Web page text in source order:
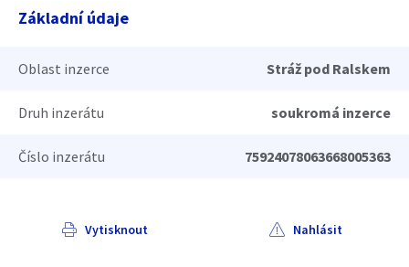
Základní údaje
Oblast inzerce Stráž pod Ralskem
Druh inzerátu soukromá inzerce
Číslo inzerátu 75924078063668005363
Vytisknout Nahlásit